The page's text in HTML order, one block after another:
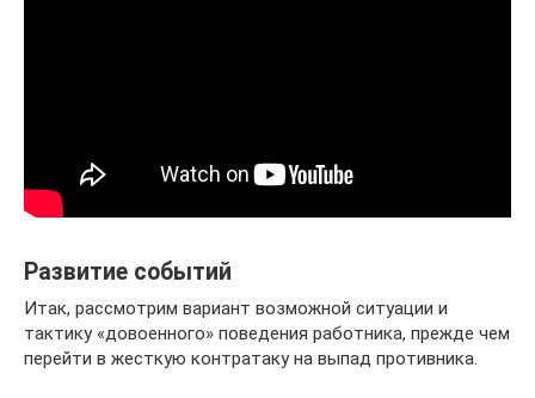
Развитие событий
Итак, рассмотрим вариант возможной ситуации и
тактику «довоенного» поведения работника, прежде чем
перейти в жесткую контратаку на выпад противника.